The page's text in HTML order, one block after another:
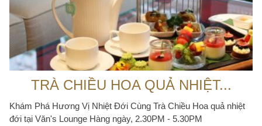
TRÀ CHIỀU HOA QUẢ NHIỆT...
Khám Phá Hương Vị Nhiệt Đới Cùng Trà Chiều Hoa quả nhiệt
đới tại Văn's Lounge Hàng ngày, 2.30PM - 5.30PM